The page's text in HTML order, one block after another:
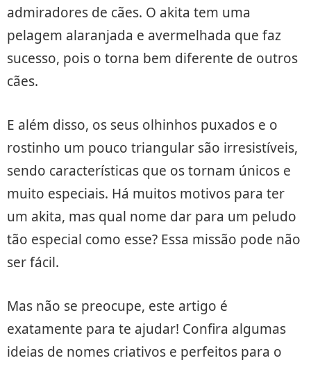
admiradores de cães. O akita tem uma
pelagem alaranjada e avermelhada que faz
sucesso, pois o torna bem diferente de outros
cães.
E além disso, os seus olhinhos puxados e o
rostinho um pouco triangular são irresistíveis,
sendo características que os tornam únicos e
muito especiais. Há muitos motivos para ter
um akita, mas qual nome dar para um peludo
tão especial como esse? Essa missão pode não
ser fácil.
Mas não se preocupe, este artigo é
exatamente para te ajudar! Confira algumas
ideias de nomes criativos e perfeitos para o